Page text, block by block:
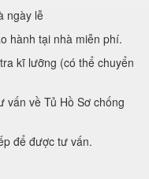
ngày lễ
hành tại nhà miễn phí.
kĩ lưỡng (có thể chuyển
vấn về Tủ Hồ Sơ chống
để được tư vấn.